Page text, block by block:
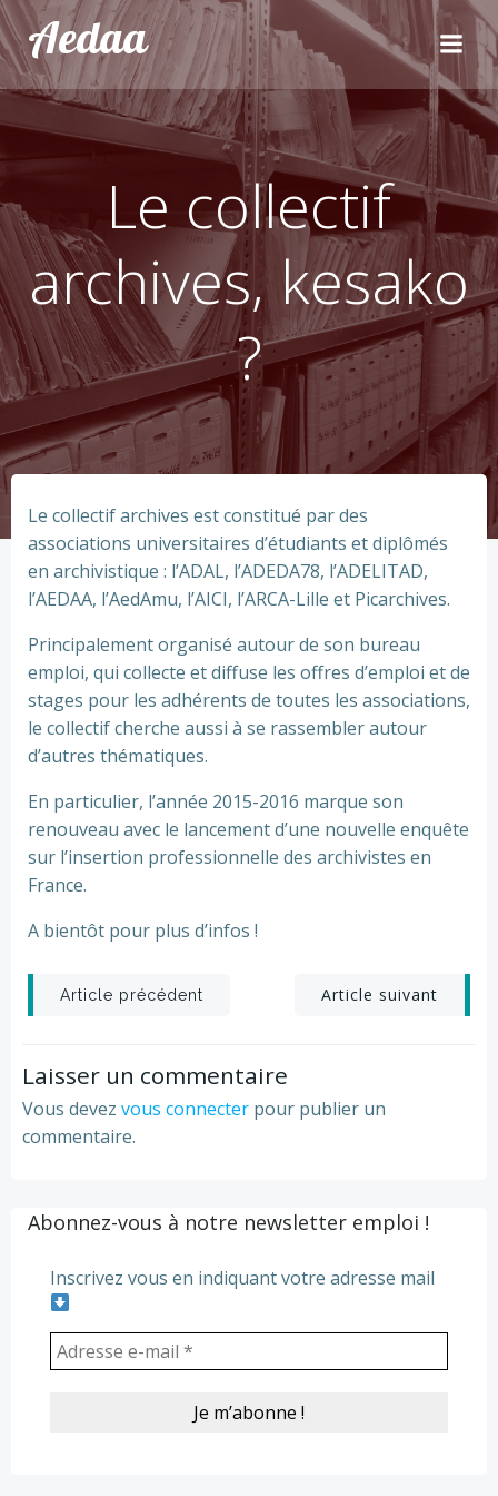
Aller
au
contenu
Aedaa
Le collectif
archives, kesako
?
Le collectif archives est constitué par des
associations universitaires d’étudiants et diplômés
en archivistique : l’ADAL, l’ADEDA78, l’ADELITAD,
l’AEDAA, l’AedAmu, l’AICI, l’ARCA-Lille et Picarchives.
Principalement organisé autour de son bureau
emploi, qui collecte et diffuse les offres d’emploi et de
stages pour les adhérents de toutes les associations,
le collectif cherche aussi à se rassembler autour
d’autres thématiques.
En particulier, l’année 2015-2016 marque son
renouveau avec le lancement d’une nouvelle enquête
sur l’insertion professionnelle des archivistes en
France.
A bientôt pour plus d’infos !
Post
navigation
Article précédent
Post
navigation
Article suivant
Laisser un commentaire
Vous devez vous connecter pour publier un
commentaire.
Abonnez-vous à notre newsletter emploi !
Inscrivez vous en indiquant votre adresse mail